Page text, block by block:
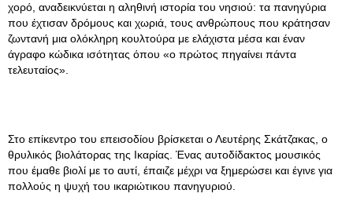
χορό, αναδεικνύεται η αληθινή ιστορία του νησιού: τα πανηγύρια
που έχτισαν δρόμους και χωριά, τους ανθρώπους που κράτησαν
ζωντανή μια ολόκληρη κουλτούρα με ελάχιστα μέσα και έναν
άγραφο κώδικα ισότητας όπου «ο πρώτος πηγαίνει πάντα
τελευταίος».
Στο επίκεντρο του επεισοδίου βρίσκεται ο Λευτέρης Σκάτζακας, ο
θρυλικός βιολάτορας της Ικαρίας. Ένας αυτοδίδακτος μουσικός
που έμαθε βιολί με το αυτί, έπαιζε μέχρι να ξημερώσει και έγινε για
πολλούς η ψυχή του ικαριώτικου πανηγυριού.